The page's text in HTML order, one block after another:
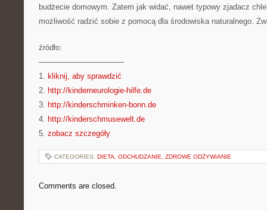
budżecie domowym. Zatem jak widać, nawet typowy zjadacz
możliwość radzić sobie z pomocą dla środowiska naturalnego.
źródło:
———————————
1. kliknij, aby sprawdzić
2. http://kinderneurologie-hilfe.de
3. http://kinderschminken-bonn.de
4. http://kinderschmusewelt.de
5. zobacz szczegóły
CATEGORIES: DIETA, ODCHUDZANIE, ZDROWE ODŻYWIANIE
Comments are closed.